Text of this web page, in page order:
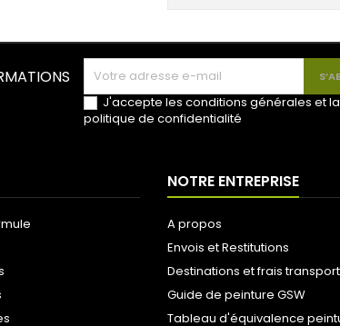
J'accepte les conditions générales et la
politique de confidentialité
NOTRE ENTREPRISE
A propos
Envois et Restitutions
Destinations et frais transport
Guide de peinture GSW
Tableau d'équivalence